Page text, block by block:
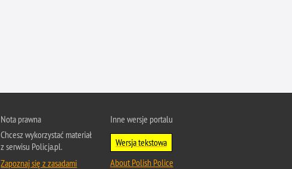
Przestępczość seksualna
Pseudokibice
Rozboje
Nota prawna
Chcesz wykorzystać materiał
z serwisu Policja.pl.
Zapoznaj się z zasadami
Inne wersje portalu
Wersja tekstowa
About Polish Police